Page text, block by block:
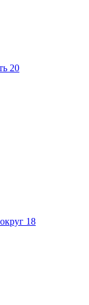
20
18